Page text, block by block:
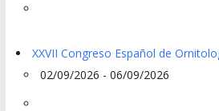
XXVII Congreso Español de
02/09/2026 - 06/09/2026